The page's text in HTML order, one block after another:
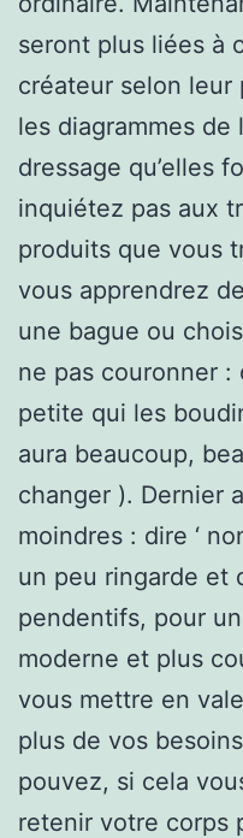
seront plus liées à
créateur selon leur
les diagrammes de
dressage qu’elles
inquiétez pas aux
produits que vous
vous apprendrez
une bague ou
ne pas couronner
petite qui les
aura beaucoup,
changer ). Dernier
moindres : dire ‘
un peu ringarde et
pendentifs, pour
moderne et plus
vous mettre en
plus de vos
pouvez, si cela
retenir votre corps